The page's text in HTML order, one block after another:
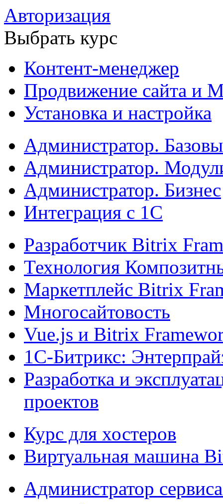
Авторизация
Выбрать курс
Контент-менеджер
Продвижение сайта и
Установка и настройка
Администратор.
Администратор.
Администратор. Бизнес
Интеграция с 1С
Разработчик Bitrix
Технология
Маркетплейс Bitrix
Многосайтовость
Vue.js и Bitrix
1С-Битрикс:
Разработка и
проектов
Курс для хостеров
Виртуальная машина
Администратор